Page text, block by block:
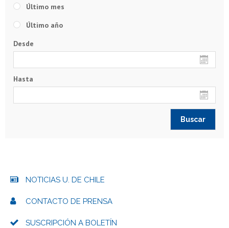
Último mes
Último año
Desde
Hasta
NOTICIAS U. DE CHILE
CONTACTO DE PRENSA
SUSCRIPCIÓN A BOLETÍN